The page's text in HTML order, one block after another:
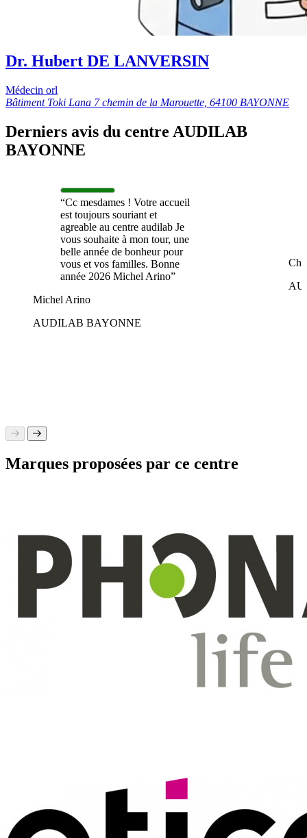
Dr. Hubert DE LANVERSIN
Médecin orl
Bâtiment Toki Lana 7 chemin de la Marouette, 64100 BAYONNE
Derniers avis du centre AUDILAB
BAYONNE
“Cc mesdames ! Votre accueil
est toujours souriant et
agreable au centre audilab Je
vous souhaite à mon tour, une
belle année de bonheur pour
vous et vos familles. Bonne
année 2026 Michel Arino”
Michel Arino
AUDILAB BAYONNE
Marques proposées par ce centre